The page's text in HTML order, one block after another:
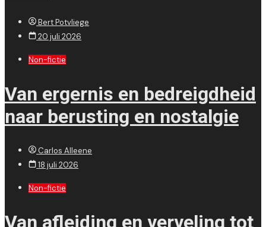
Bert Potvliege
20 juli 2026
Non-fictie
Van ergernis en bedreigdheid
naar berusting en nostalgie
Carlos Alleene
18 juli 2026
Non-fictie
Van afleiding en verveling tot